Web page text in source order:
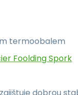
termoobalem
Foolding Spork
dobrou